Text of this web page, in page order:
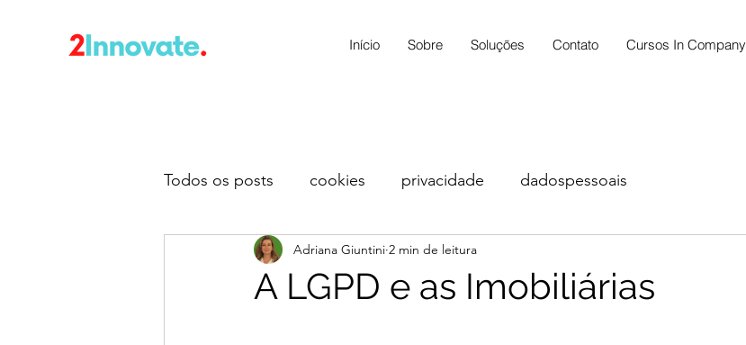
Início Sobre Soluções Contato Cursos In Company
Todos os posts cookies privacidade dadospessoais
A LGPD e as Imobiliárias
Adriana Giuntini 2 min de leitura